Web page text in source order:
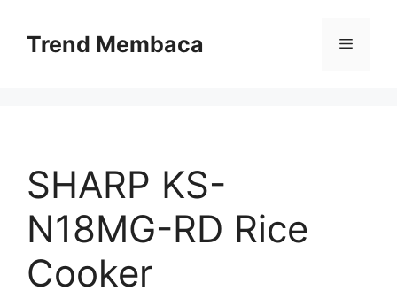
contentTrend Membaca Menu
SHARP KS-
N18MG-RD Rice
Cooker